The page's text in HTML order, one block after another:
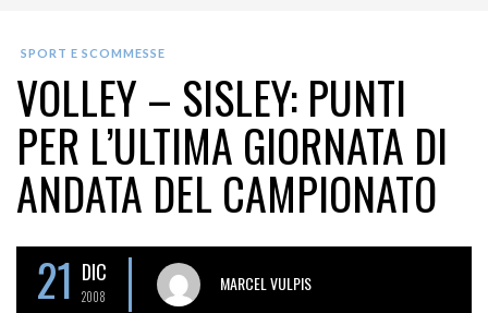
SPORT E SCOMMESSE
VOLLEY – SISLEY: PUNTI
PER L’ULTIMA GIORNATA DI
ANDATA DEL CAMPIONATO
21 DIC
2008
MARCEL VULPIS